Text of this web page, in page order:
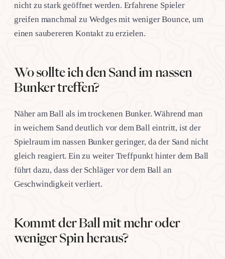
nicht zu stark geöffnet werden. Erfahrene Spieler
greifen manchmal zu Wedges mit weniger Bounce, um
einen saubereren Kontakt zu erzielen.
Wo sollte ich den Sand im nassen
Bunker treffen?
Näher am Ball als im trockenen Bunker. Während man
in weichem Sand deutlich vor dem Ball eintritt, ist der
Spielraum im nassen Bunker geringer, da der Sand nicht
gleich reagiert. Ein zu weiter Treffpunkt hinter dem Ball
führt dazu, dass der Schläger vor dem Ball an
Geschwindigkeit verliert.
Kommt der Ball mit mehr oder
weniger Spin heraus?